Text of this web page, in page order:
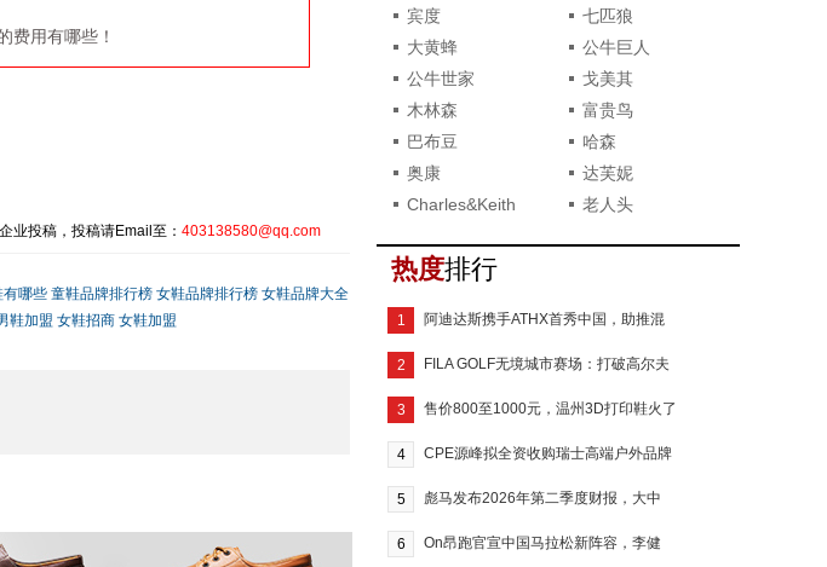
费用有哪些！
业投稿，投稿请Email至： 403138580@qq.com
有哪些 童鞋品牌排行榜 女鞋品牌排行榜 女鞋品牌大全
鞋加盟 女鞋招商 女鞋加盟
宾度
七匹狼
大黄蜂
公牛巨人
公牛世家
戈美其
木林森
富贵鸟
巴布豆
哈森
奥康
达芙妮
Charles&Keith
老人头
热度排行
1 阿迪达斯携手ATHX首秀中国，助推混
2 FILA GOLF无境城市赛场：打破高尔夫
3 售价800至1000元，温州3D打印鞋火了
4 CPE源峰拟全资收购瑞士高端户外品牌
5 彪马发布2026年第二季度财报，大中
6 On昂跑官宣中国马拉松新阵容，李健